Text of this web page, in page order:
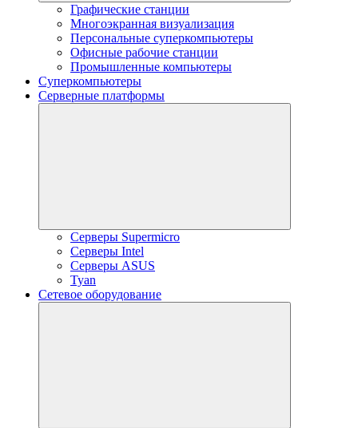
Графические станции
Многоэкранная визуализация
Персональные суперкомпьютеры
Офисные рабочие станции
Промышленные компьютеры
Суперкомпьютеры
Серверные платформы
Серверы Supermicro
Серверы Intel
Серверы ASUS
Tyan
Сетевое оборудование